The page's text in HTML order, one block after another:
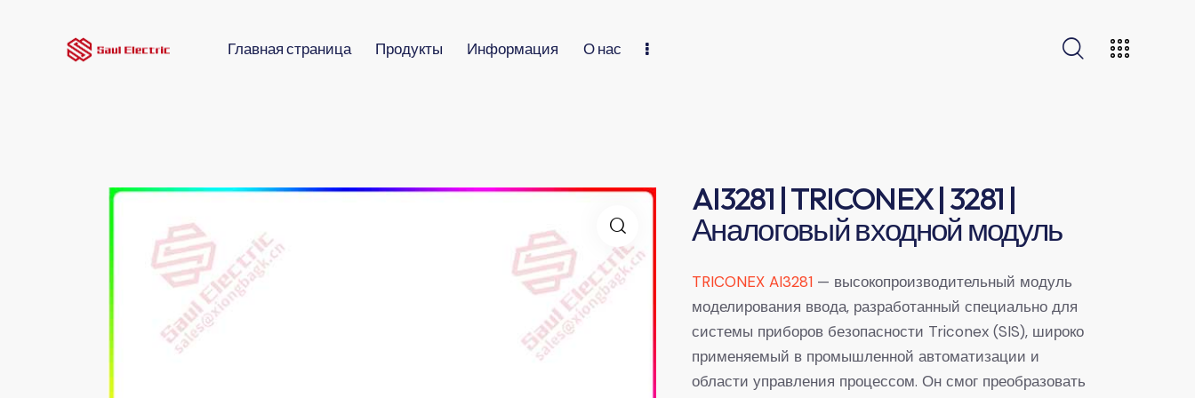
Главная страница Продукты Информация О нас
AI3281 | TRICONEX | 3281 |
Аналоговый входной модуль
TRICONEX AI3281 — высокопроизводительный модуль
моделирования ввода, разработанный специально для
системы приборов безопасности Triconex (SIS), широко
применяемый в промышленной автоматизации и
области управления процессом. Он смог преобразовать